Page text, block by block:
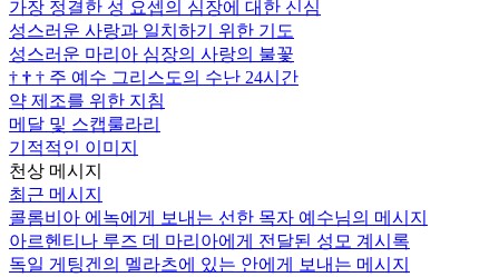
가장 정결한 성 요셉의 심장에 대한 신심
성스러운 사랑과 일치하기 위한 기도
성스러운 마리아 심장의 사랑의 불꽃
† † † 주 예수 그리스도의 수난 24시간
약 제조를 위한 지침
메달 및 스캡룰라리
기적적인 이미지
천상 메시지
최근 메시지
콜롬비아 에녹에게 보내는 선한 목자 예수님의 메시지
아르헨티나 루즈 데 마리아에게 전달된 성모 계시록
독일 게팅겐의 멜라츠에 있는 안에게 보내는 메시지